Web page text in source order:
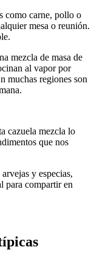
como carne, pollo o
mesa o reunión.
mezcla de masa de
al vapor por
muchas regiones son
cazuela mezcla lo
que nos
y especias,
para compartir en